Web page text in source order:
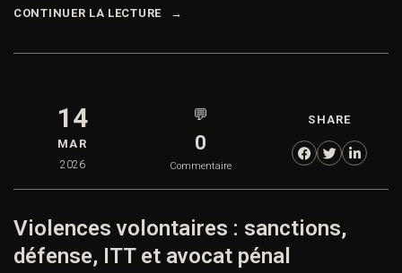
CONTINUER LA LECTURE
14
MAR
2026
💬
0
Commentaire
SHARE
Violences volontaires : sanctions,
défense, ITT et avocat pénal